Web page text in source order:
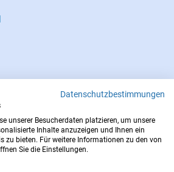
Datenschutzbestimmungen
unserer Besucherdaten platzieren, um unsere
Inhalte anzuzeigen und Ihnen ein
zu bieten. Für weitere Informationen zu den von
Sie die Einstellungen.